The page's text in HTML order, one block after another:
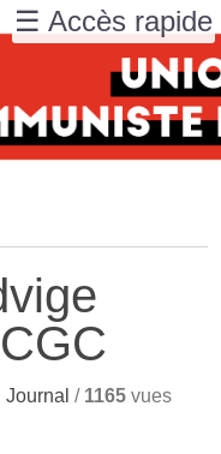
/ 1165 vues
☰ Accès rapide